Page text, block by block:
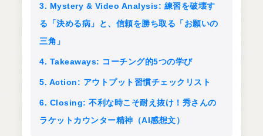
3. Mystery & Video Analysis: 練習を破壊す
る「決める病」と、信頼を勝ち取る「お願いの
三角」
4. Takeaways: コーチング的5つの学び
5. Action: アウトプット習慣チェックリスト
6. Closing: 不利な時こそ耐え抜け！秀さんの
ラケットカウンター精神（AI感想文）